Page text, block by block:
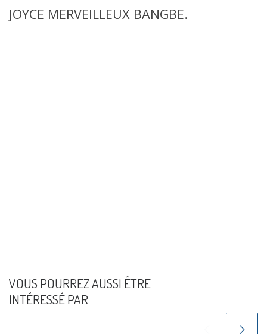
JOYCE MERVEILLEUX BANGBE.
VOUS POURREZ AUSSI ÊTRE
INTÉRESSÉ PAR